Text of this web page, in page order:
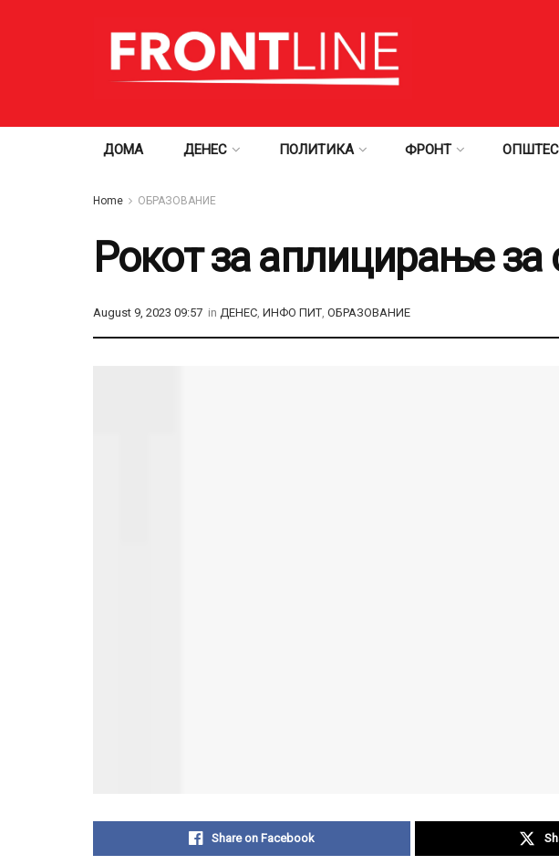
ДОМА ДЕНЕС ПОЛИТИКА ФРОНТ
Home ОБРАЗОВАНИЕ
Рокот за аплицирање за
August 9, 2023 09:57 in ДЕНЕС, ИНФО ПИТ, ОБРАЗОВАНИЕ
Share on Facebook